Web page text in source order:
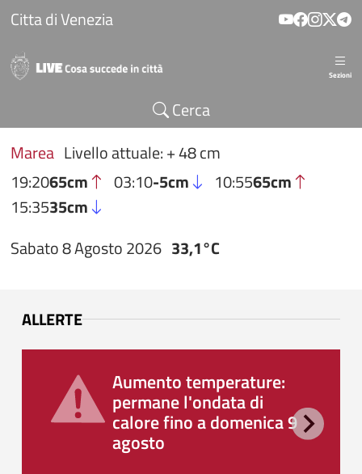
Salta al contenuto principale
Citta di Venezia
Sezioni
Cerca
Marea Livello attuale: + 48 cm
19:2065cm 03:10-5cm 10:5565cm
15:3535cm
Sabato 8 Agosto 2026 33,1°C
ALLERTE
Aumento temperature:
permane l'ondata di
calore fino a domenica 9
agosto